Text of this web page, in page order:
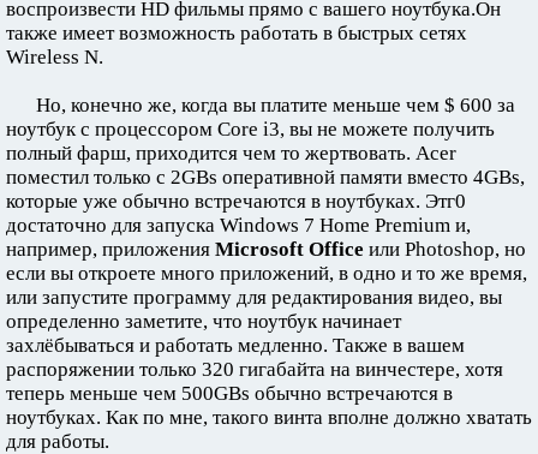
воспроизвести HD фильмы прямо с вашего ноутбука.Он
также имеет возможность работать в быстрых сетях
Wireless N.
Но, конечно же, когда вы платите меньше чем $ 600 за
ноутбук с процессором Core i3, вы не можете получить
полный фарш, приходится чем то жертвовать. Acer
поместил только с 2GBs оперативной памяти вместо 4GBs,
которые уже обычно встречаются в ноутбуках. Этг0
достаточно для запуска Windows 7 Home Premium и,
например, приложения Microsoft Office или Photoshop, но
если вы откроете много приложений, в одно и то же время,
или запустите программу для редактирования видео, вы
определенно заметите, что ноутбук начинает
захлёбываться и работать медленно. Также в вашем
распоряжении только 320 гигабайта на винчестере, хотя
теперь меньше чем 500GBs обычно встречаются в
ноутбуках. Как по мне, такого винта вполне должно хватать
для работы.